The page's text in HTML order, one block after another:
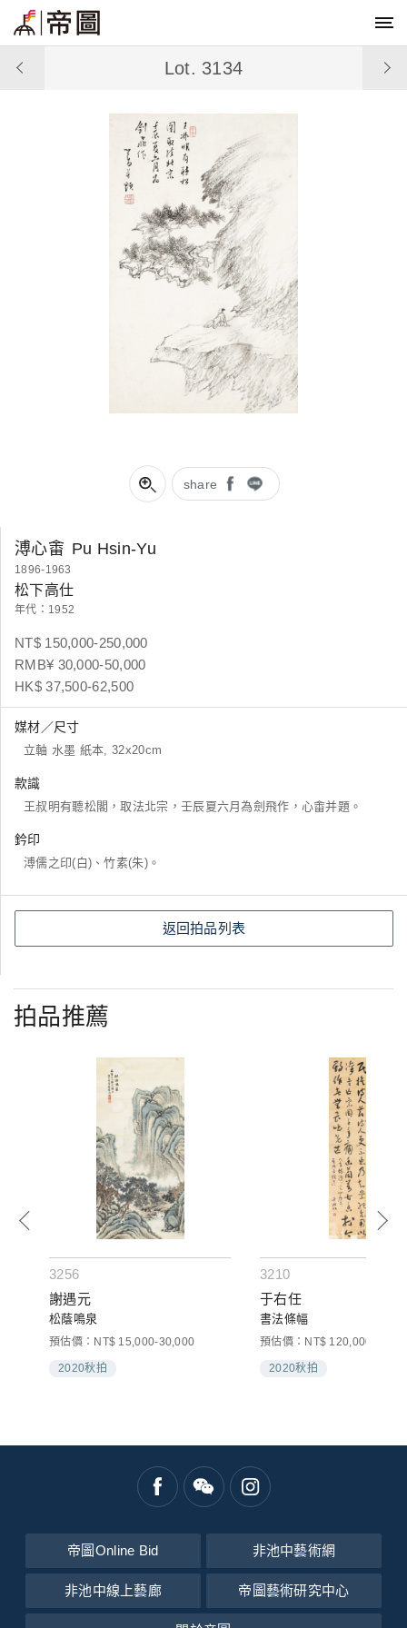
share
Lot. 3134
溥心畬 Pu Hsin-Yu
1896-1963
松下高仕
年代：1952
NT$ 150,000-250,000
RMB¥ 30,000-50,000
HK$ 37,500-62,500
媒材／尺寸
立軸 水墨 紙本, 32x20cm
款識
王叔明有聽松閣，取法北宗，壬辰夏六月為劍飛作，心畬并題。
鈐印
溥儒之印(白)、竹素(朱)。
返回拍品列表
拍品推薦
3256
謝遇元
松蔭鳴泉
預估價：NT$ 15,000-30,000
2020秋拍
3210
于右任
書法條幅
預估價：NT$ 120,000-
2020秋拍
帝圖Online Bid 非池中藝術網
非池中線上藝廊 帝圖藝術研究中心